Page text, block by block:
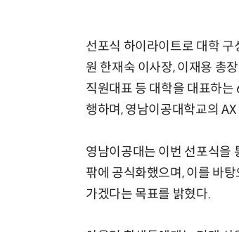
선포식 하이라이트로 대학
원 한재숙 이사장, 이재용 총
직원대표 등 대학을 대표하
행하며, 영남이공대학교의
영남이공대는 이번 선포식을
팎에 공식화했으며, 이를 바
가겠다는 목표를 밝혔다.